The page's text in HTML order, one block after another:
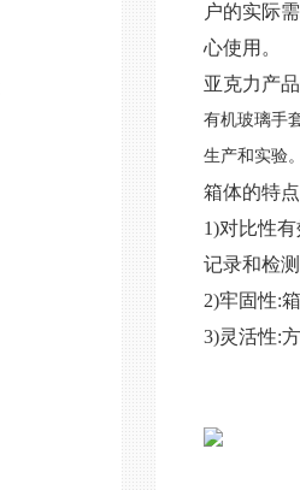
户的实际
心使用。
亚克力产
有机玻璃手
生产和实验
箱体的特点
1)对比性
记录和检
2)牢固性:
3)灵活性: